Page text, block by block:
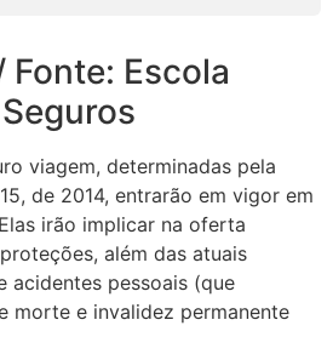
Escola
viagem, determinadas pela
de 2014, entrarão em vigor em
irão implicar na oferta
além das atuais
acidentes pessoais (que
morte e invalidez permanente